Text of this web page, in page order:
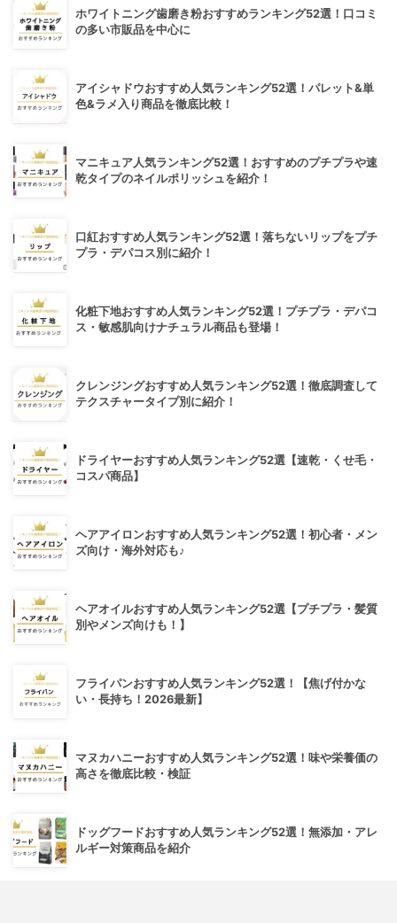
ホワイトニング歯磨き粉おすすめランキング52選！口コミ
の多い市販品を中心に
アイシャドウおすすめ人気ランキング52選！パレット&単
色&ラメ入り商品を徹底比較！
マニキュア人気ランキング52選！おすすめのプチプラや速
乾タイプのネイルポリッシュを紹介！
口紅おすすめ人気ランキング52選！落ちないリップをプチ
プラ・デパコス別に紹介！
化粧下地おすすめ人気ランキング52選！プチプラ・デパコ
ス・敏感肌向けナチュラル商品も登場！
クレンジングおすすめ人気ランキング52選！徹底調査して
テクスチャータイプ別に紹介！
ドライヤーおすすめ人気ランキング52選【速乾・くせ毛・
コスパ商品】
ヘアアイロンおすすめ人気ランキング52選！初心者・メン
ズ向け・海外対応も♪
ヘアオイルおすすめ人気ランキング52選【プチプラ・髪質
別やメンズ向けも！】
フライパンおすすめ人気ランキング52選！【焦げ付かな
い・長持ち！2026最新】
マヌカハニーおすすめ人気ランキング52選！味や栄養価の
高さを徹底比較・検証
ドッグフードおすすめ人気ランキング52選！無添加・アレ
ルギー対策商品を紹介